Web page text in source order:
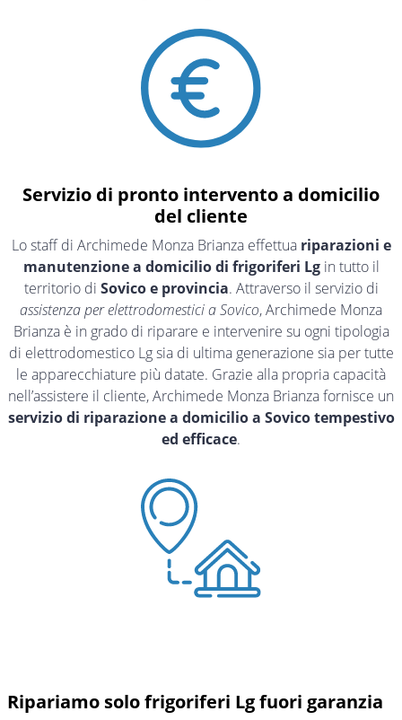
Servizio di pronto intervento a domicilio
del cliente
Lo staff di Archimede Monza Brianza effettua riparazioni e
manutenzione a domicilio di frigoriferi Lgin tutto il
territorio di Sovico e provincia. Attraverso il servizio di
assistenza per elettrodomestici a Sovico, Archimede Monza
Brianza è in grado di riparare e intervenire su ogni tipologia
di elettrodomestico Lg sia di ultima generazione sia per tutte
le apparecchiature più datate. Grazie alla propria capacità
nell’assistere il cliente, Archimede Monza Brianza fornisce un
servizio di riparazione a domicilio a Sovico tempestivo
ed efficace.
Ripariamo solo frigoriferi Lg fuori garanzia